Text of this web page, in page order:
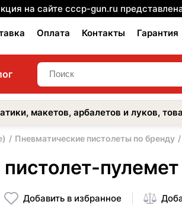
на сайте cccp-gun.ru
Оплата Контакты Гарантия
макетов, арбалетов и луков,
Пневматические пистолеты по бренду
Добавить в избранное